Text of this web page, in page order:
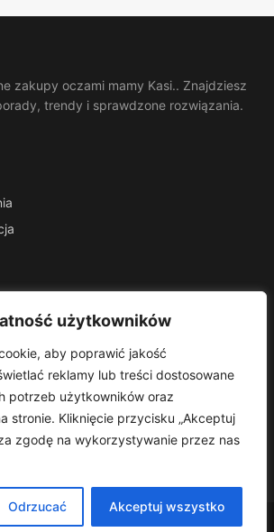
użytkowników
aby poprawić jakość
reklamy lub treści dostosowane
potrzeb użytkowników oraz
stronie. Kliknięcie przycisku „Akceptuj
zgodę na wykorzystywanie przez nas
Odrzucać Akceptuj wszystko
zakupy oczami mamy Kasi.. Znajdziesz
trendy i sprawdzone rozwiązania.
Wszelkie prawa zastrzeżone.